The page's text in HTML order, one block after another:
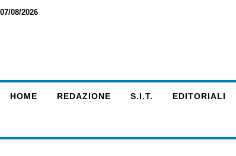
07/08/2026
HOME REDAZIONE S.I.T. EDITORIALI